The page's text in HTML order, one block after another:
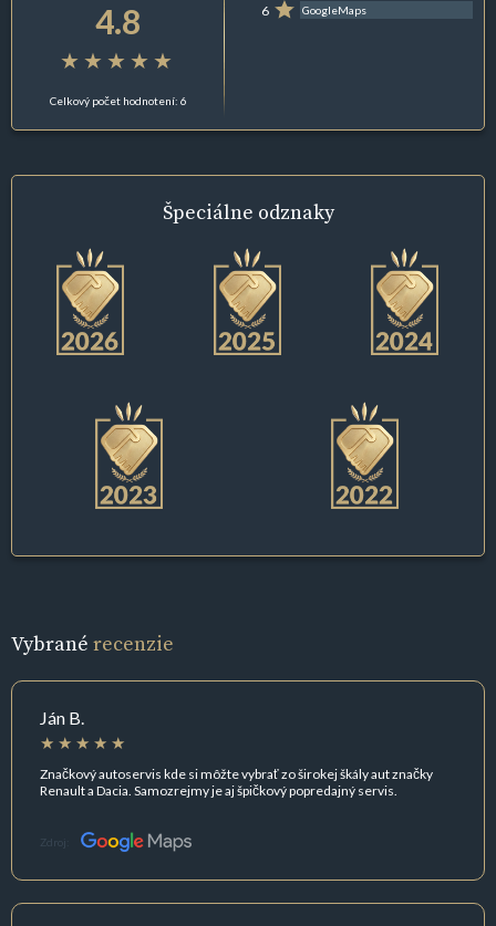
4.8
Celkový počet hodnotení: 6
6 GoogleMaps
Špeciálne odznaky
Vybrané recenzie
Ján B.
Značkový autoservis kde si môžte vybrať zo širokej škály aut značky
Renault a Dacia. Samozrejmy je aj špičkový popredajný servis.
Zdroj: